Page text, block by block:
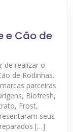
e Cão de
de realizar o
de Rodinhas.
parceiras
Biofresh,
Frost,
seus
[…]